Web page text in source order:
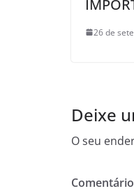
26 de
Deixe
O seu
Comentário